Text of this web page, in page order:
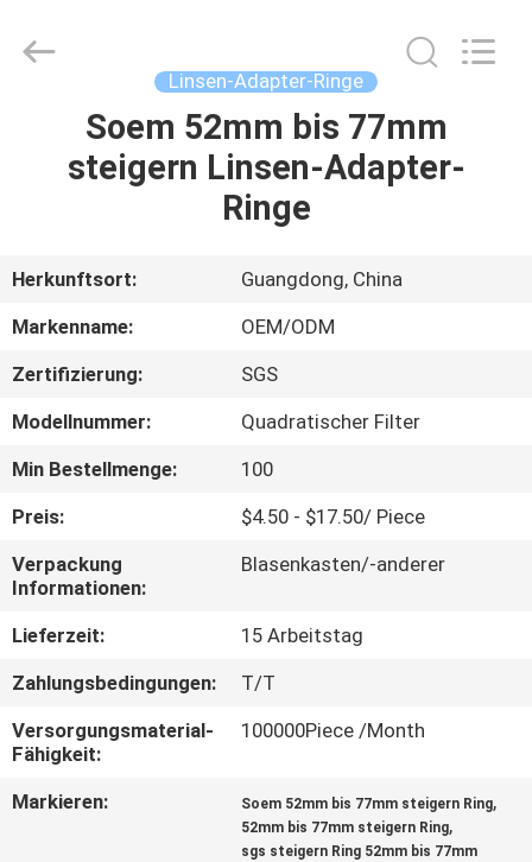
HAUS
ÜBER
UNS
FABRIK-
AUSFLUG
QUALITÄTSKONTROLLE
TRETEN
SIE
MIT
IN
VERBINDUNG
Ltd..
Linsen-Adapter-Ringe
Soem 52mm bis 77mm
steigern Linsen-Adapter-
Ringe
Herkunftsort:
Guangdong, China
Markenname:
OEM/ODM
Zertifizierung:
SGS
Modellnummer:
Quadratischer Filter
Min Bestellmenge:
100
Preis:
$4.50 - $17.50/ Piece
Verpackung
Informationen:
Blasenkasten/-anderer
Lieferzeit:
15 Arbeitstag
Zahlungsbedingungen:
T/T
Versorgungsmaterial-
Fähigkeit:
100000Piece /Month
Markieren: Soem 52mm bis 77mm steigern Ring,
52mm bis 77mm steigern Ring,
sgs steigern Ring 52mm bis 77mm